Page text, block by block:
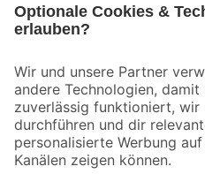
Der toom Newsletter: Keine Angebote
Zur Newsletter Anmeldung
Folge uns